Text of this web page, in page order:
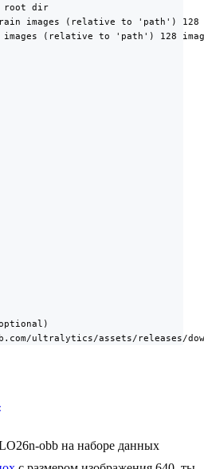
root dir
images (relative to 'path') 128
(relative to 'path') 128
ultralytics/assets/releases/
obb на наборе данных